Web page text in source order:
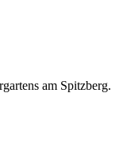
am Spitzberg.